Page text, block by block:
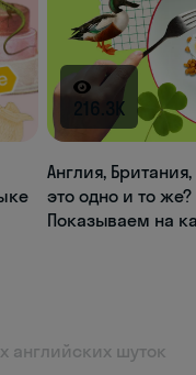
216.3K
Англия,
это одно и то
Показываем на
английских шуток